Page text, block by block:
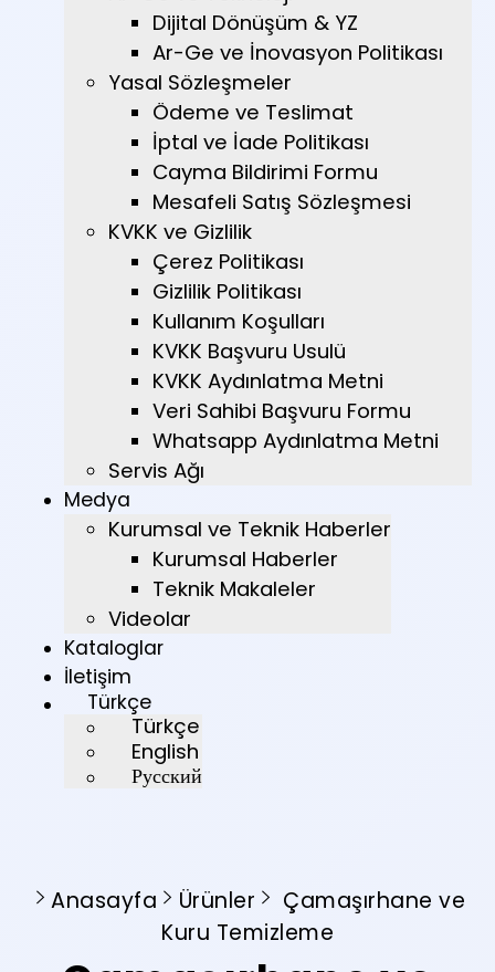
Dijital Dönüşüm & YZ
Ar-Ge ve İnovasyon Politikası
Yasal Sözleşmeler
Ödeme ve Teslimat
İptal ve İade Politikası
Cayma Bildirimi Formu
Mesafeli Satış Sözleşmesi
KVKK ve Gizlilik
Çerez Politikası
Gizlilik Politikası
Kullanım Koşulları
KVKK Başvuru Usulü
KVKK Aydınlatma Metni
Veri Sahibi Başvuru Formu
Whatsapp Aydınlatma Metni
Servis Ağı
Medya
Kurumsal ve Teknik Haberler
Kurumsal Haberler
Teknik Makaleler
Videolar
Kataloglar
İletişim
Türkçe
Türkçe
English
Русский
Anasayfa Ürünler
Çamaşırhane ve
Kuru Temizleme